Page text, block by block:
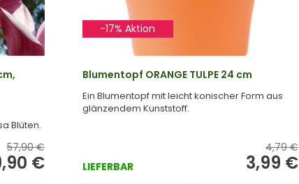
Blüten.
57,90 €
€
-17% Aktion
Blumentopf ORANGE TULPE 24 cm
Ein Blumentopf mit leicht konischer Form aus
glänzendem Kunststoff.
LIEFERBAR
4,79 €
3,99 €